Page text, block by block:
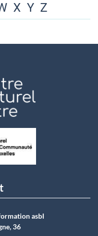
X Y Z
asbI
36